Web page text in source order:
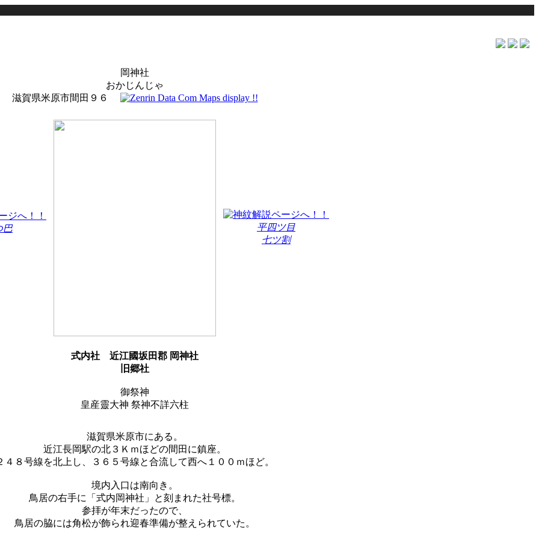
岡神社
おかじんじゃ
滋賀県米原市間田９６
巴
平四ツ目
七ツ割
式内社
近江國坂田郡 岡神社
旧郷社
御祭神
皇産靈大神 祭神不詳六柱
滋賀県米原市にある。
近江長岡駅の北３Ｋｍほどの間田に鎮座。
４８号線を北上し、３６５号線と合流して西へ１００ｍほど。
境内入口は南向き。
鳥居の右手に「式内岡神社」と刻まれた社号標。
参拝が年末だったので、
鳥居の脇には角松が飾られ迎春準備が整えられていた。